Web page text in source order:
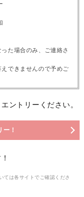
た場合のみ、ご連絡さ
できませんので予めご
ントリーください。
！
ては各サイトでご確認くださ